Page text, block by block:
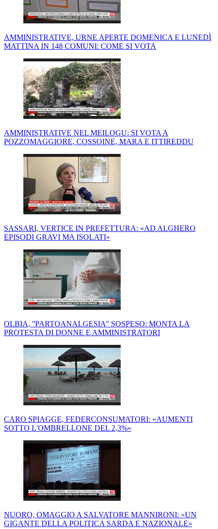
AMMINISTRATIVE, URNE APERTE DOMENICA E LUNEDÌ
MATTINA IN 148 COMUNI: COME SI VOTA
AMMINISTRATIVE NEL MEILOGU: SI VOTA A
POZZOMAGGIORE, COSSOINE, MARA E ITTIREDDU
SASSARI, VERTICE IN PREFETTURA: «AD ALGHERO
EPISODI GRAVI MA ISOLATI»
OLBIA, ''PARTOANALGESIA'' SOSPESO: MONTA LA
PROTESTA DI DONNE E AMMINISTRATORI
CARO SPIAGGE, FEDERCONSUMATORI: «AUMENTI
SOTTO L'OMBRELLONE DEL 2,3%»
NUORO, OMAGGIO A SALVATORE MANNIRONI: «UN
GIGANTE DELLA POLITICA SARDA E NAZIONALE»